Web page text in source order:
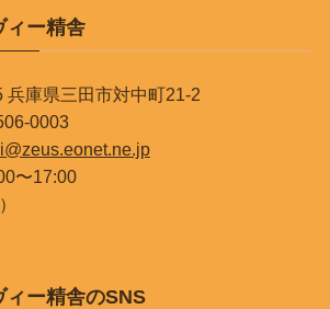
ィー精舎
兵庫県三田市対中町21-2
0003
〜17:00
ィー精舎のSNS